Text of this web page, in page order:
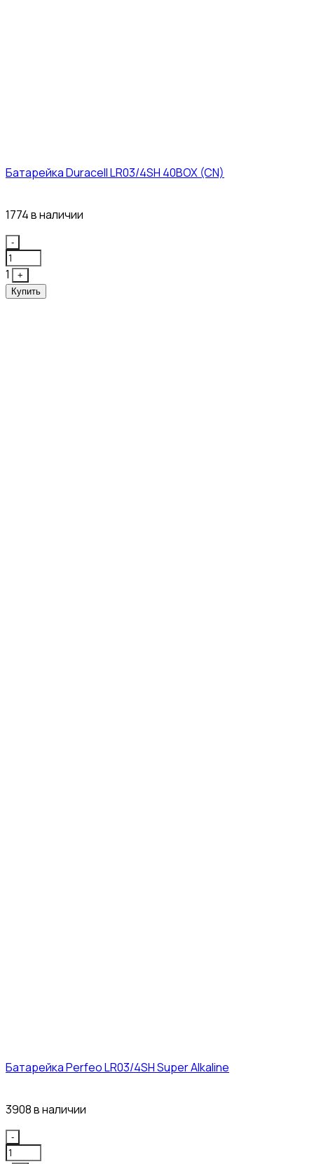
Батарейка Duracell LR03/4SH 40BOX (CN)
1774 в наличии
Quantity
-
1
+
Купить
Батарейка Perfeo LR03/4SH Super Alkaline
3908 в наличии
Quantity
-